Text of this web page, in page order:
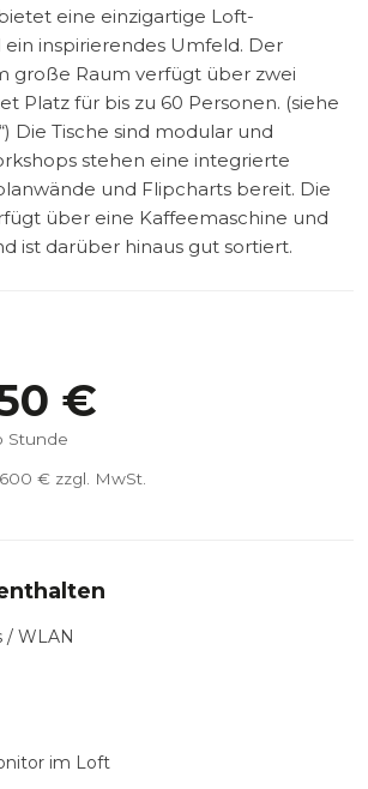
eine einzigartige Loft-
inspirierendes Umfeld. Der
große Raum verfügt über zwei
Platz für bis zu 60 Personen. (siehe
Die Tische sind modular und
stehen eine integrierte
und Flipcharts bereit. Die
über eine Kaffeemaschine und
ist darüber hinaus gut sortiert.
€
Stunde
600 € zzgl. MwSt.
/ WLAN
im Loft